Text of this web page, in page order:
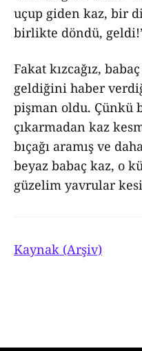
uçup giden kaz, bir
birlikte döndü,
Fakat kızcağız,
geldiğini haber
pişman oldu. Çünkü
çıkarmadan kaz
bıçağı aramış ve
beyaz babaç kaz, o
güzelim yavrular
Kaynak (Arşiv)